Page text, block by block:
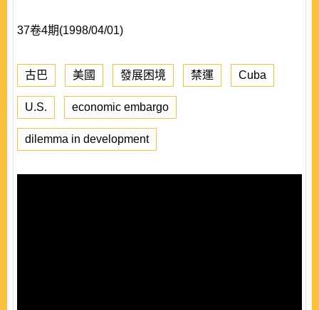
37卷4期(1998/04/01)
古巴 美國 發展困境 禁運 Cuba
U.S. economic embargo
dilemma in development